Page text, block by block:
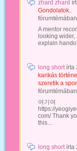
zhard zhard
Gondolatok..
A mentor
looking wider,
explain
long shortírta
karikás
szeretik a
여기여
https://
com/ Thank
this...
long shortírta